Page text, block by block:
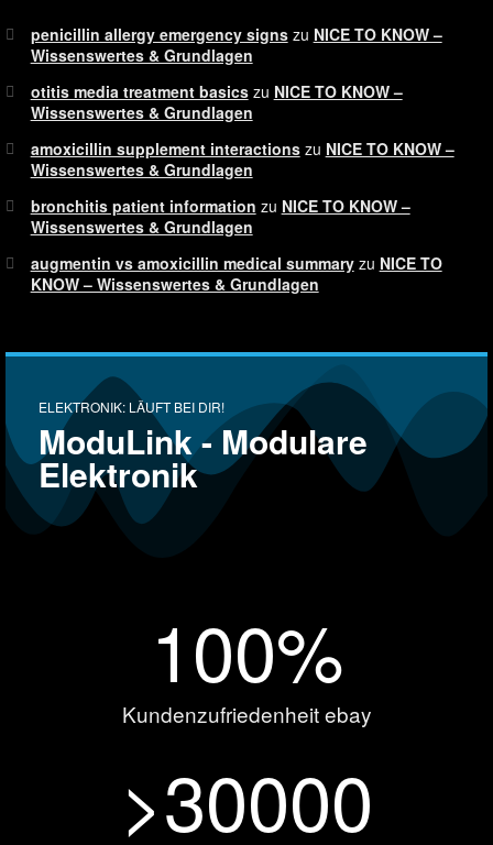
penicillin allergy emergency signszu NICE TO KNOW –
Wissenswertes & Grundlagen
otitis media treatment basicszu NICE TO KNOW –
Wissenswertes & Grundlagen
amoxicillin supplement interactionszu NICE TO KNOW –
Wissenswertes & Grundlagen
bronchitis patient information zu NICE TO KNOW –
Wissenswertes & Grundlagen
augmentin vs amoxicillin medical summaryzu NICE TO
KNOW – Wissenswertes & Grundlagen
ELEKTRONIK: LÄUFT BEI DIR!
ModuLink - Modulare
Elektronik
100%
Kundenzufriedenheit ebay
>30000